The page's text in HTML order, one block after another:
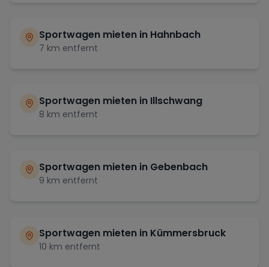
Sportwagen mieten in Hahnbach
7 km entfernt
Sportwagen mieten in Illschwang
8 km entfernt
Sportwagen mieten in Gebenbach
9 km entfernt
Sportwagen mieten in Kümmersbruck
10 km entfernt